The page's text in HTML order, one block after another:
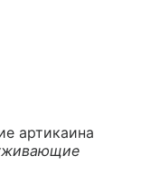
артикаина